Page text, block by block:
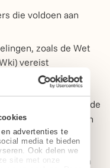
advertenties te
media te bieden
Ook delen we
site met onze
die voldoen aan
zoals de Wet
vereist
praktisch goed
en technisch in orde
je klanten
binnen de wet en